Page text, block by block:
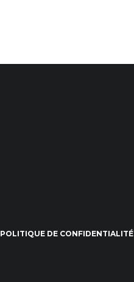
POLITIQUE DE CONFIDENTIALITÉ